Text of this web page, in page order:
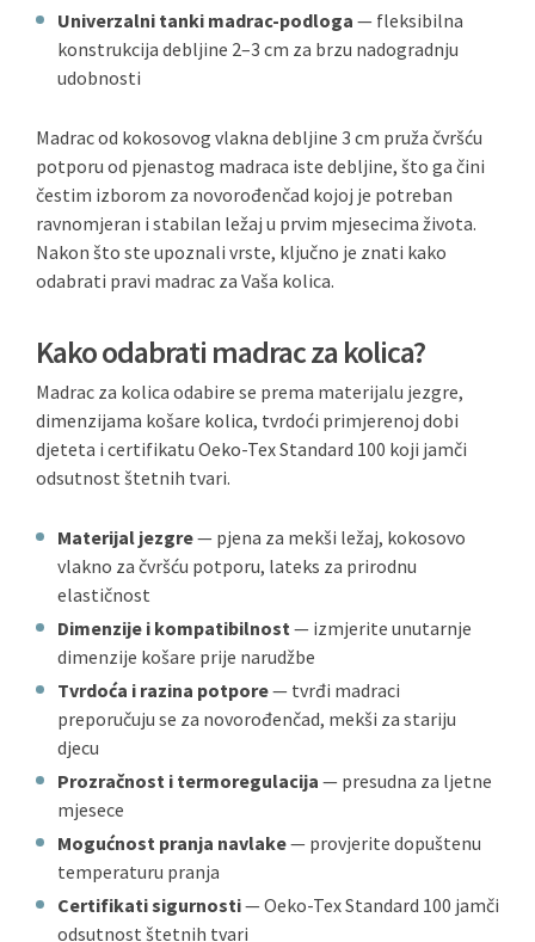
Univerzalni tanki madrac-podloga — fleksibilna
konstrukcija debljine 2–3 cm za brzu nadogradnju
udobnosti
Madrac od kokosovog vlakna debljine 3 cm pruža čvršću
potporu od pjenastog madraca iste debljine, što ga čini
čestim izborom za novorođenčad kojoj je potreban
ravnomjeran i stabilan ležaj u prvim mjesecima života.
Nakon što ste upoznali vrste, ključno je znati kako
odabrati pravi madrac za Vaša kolica.
Kako odabrati madrac za kolica?
Madrac za kolica odabire se prema materijalu jezgre,
dimenzijama košare kolica, tvrdoći primjerenoj dobi
djeteta i certifikatu Oeko-Tex Standard 100 koji jamči
odsutnost štetnih tvari.
Materijal jezgre— pjena za mekši ležaj, kokosovo
vlakno za čvršću potporu, lateks za prirodnu
elastičnost
Dimenzije i kompatibilnost— izmjerite unutarnje
dimenzije košare prije narudžbe
Tvrdoća i razina potpore— tvrđi madraci
preporučuju se za novorođenčad, mekši za stariju
djecu
Prozračnost i termoregulacija — presudna za ljetne
mjesece
Mogućnost pranja navlake— provjerite dopuštenu
temperaturu pranja
Certifikati sigurnosti— Oeko-Tex Standard 100 jamči
odsutnost štetnih tvari